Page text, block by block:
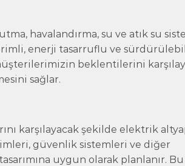
havalandırma, su ve atık su
enerji tasarruflu ve
beklentilerini
sağlar.
karşılayacak şekilde elektrik
güvenlik sistemleri ve diğer
uygun olarak planlanır. Bu